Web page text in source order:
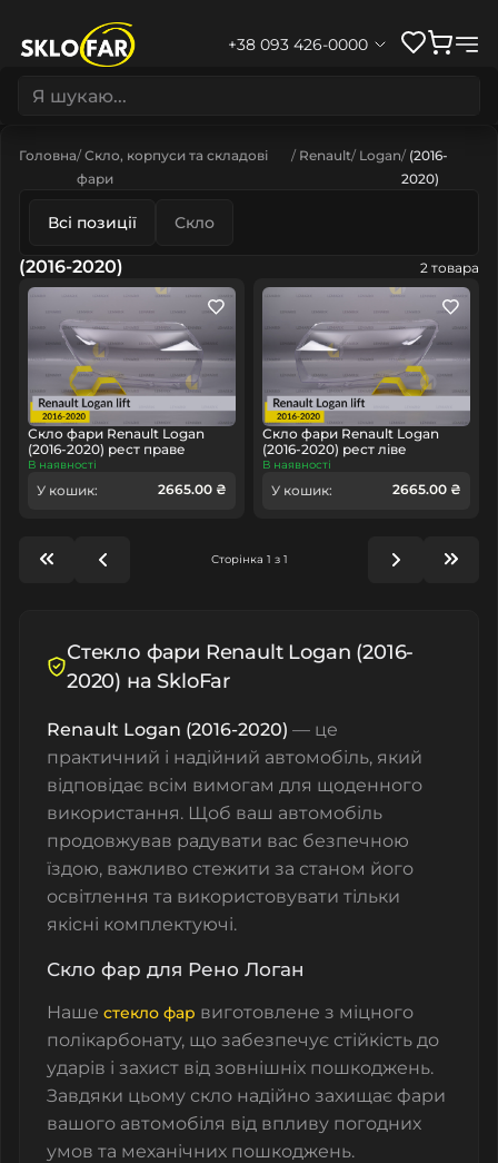
+38 093 426-0000
Головна Скло, корпуси та складові
фари
Renault Logan (2016-
2020)
Всі позиції Скло
(2016-2020) 2 товара
Скло фари Renault Logan
(2016-2020) рест праве
В наявності
У кошик: 2665.00 ₴
Скло фари Renault Logan
(2016-2020) рест ліве
В наявності
У кошик: 2665.00 ₴
Сторінка 1 з 1
Стекло фари Renault Logan (2016-
2020) на SkloFar
Renault Logan (2016-2020) — це
практичний і надійний автомобіль, який
відповідає всім вимогам для щоденного
використання. Щоб ваш автомобіль
продовжував радувати вас безпечною
їздою, важливо стежити за станом його
освітлення та використовувати тільки
якісні комплектуючі.
Скло фар для Рено Логан
Наше стекло фар виготовлене з міцного
полікарбонату, що забезпечує стійкість до
ударів і захист від зовнішніх пошкоджень.
Завдяки цьому скло надійно захищає фари
вашого автомобіля від впливу погодних
умов та механічних пошкоджень.